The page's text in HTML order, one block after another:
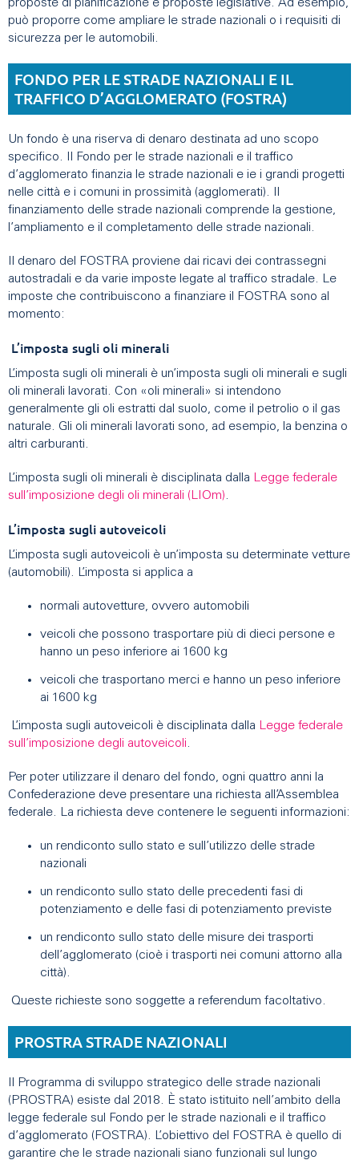
proposte di pianificazione e proposte legislative. Ad esempio,
può proporre come ampliare le strade nazionali o i requisiti di
sicurezza per le automobili.
FONDO PER LE STRADE NAZIONALI E IL
TRAFFICO D’AGGLOMERATO (FOSTRA)
Un fondo è una riserva di denaro destinata ad uno scopo
specifico. Il Fondo per le strade nazionali e il traffico
d’agglomerato finanzia le strade nazionali e ie i grandi progetti
nelle città e i comuni in prossimità (agglomerati). Il
finanziamento delle strade nazionali comprende la gestione,
l’ampliamento e il completamento delle strade nazionali.
Il denaro del FOSTRA proviene dai ricavi dei contrassegni
autostradali e da varie imposte legate al traffico stradale. Le
imposte che contribuiscono a finanziare il FOSTRA sono al
momento:
L’imposta sugli oli minerali
L’imposta sugli oli minerali è un’imposta sugli oli minerali e sugli
oli minerali lavorati. Con «oli minerali» si intendono
generalmente gli oli estratti dal suolo, come il petrolio o il gas
naturale. Gli oli minerali lavorati sono, ad esempio, la benzina o
altri carburanti.
L’imposta sugli oli minerali è disciplinata dalla Legge federale
sull’imposizione degli oli minerali (LIOm).
L’imposta sugli autoveicoli
L’imposta sugli autoveicoli è un’imposta su determinate vetture
(automobili). L’imposta si applica a
normali autovetture, ovvero automobili
veicoli che possono trasportare più di dieci persone e
hanno un peso inferiore ai 1600 kg
veicoli che trasportano merci e hanno un peso inferiore
ai 1600 kg
L’imposta sugli autoveicoli è disciplinata dalla Legge federale
sull’imposizione degli autoveicoli.
Per poter utilizzare il denaro del fondo, ogni quattro anni la
Confederazione deve presentare una richiesta all’Assemblea
federale. La richiesta deve contenere le seguenti informazioni:
un rendiconto sullo stato e sull’utilizzo delle strade
nazionali
un rendiconto sullo stato delle precedenti fasi di
potenziamento e delle fasi di potenziamento previste
un rendiconto sullo stato delle misure dei trasporti
dell’agglomerato (cioè i trasporti nei comuni attorno alla
città).
Queste richieste sono soggette a referendum facoltativo.
PROSTRA STRADE NAZIONALI
Il Programma di sviluppo strategico delle strade nazionali
(PROSTRA) esiste dal 2018. È stato istituito nell’ambito della
legge federale sul Fondo per le strade nazionali e il traffico
d’agglomerato (FOSTRA). L’obiettivo del FOSTRA è quello di
garantire che le strade nazionali siano funzionali sul lungo